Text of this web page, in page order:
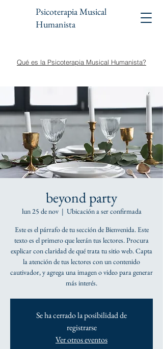
Psicoterapia Musical
Humanista
Qué es la Psicoterapia Musical Humanista?
beyond party
lun 25 de nov
  |
Ubicación a ser confirmada
Este es el párrafo de tu sección de Bienvenida. Este
texto es el primero que leerán tus lectores. Procura
explicar con claridad de qué trata tu sitio web. Capta
la atención de tus lectores con un contenido
cautivador, y agrega una imagen o video para generar
más interés.
Se ha cerrado la posibilidad de
registrarse
Ver otros eventos